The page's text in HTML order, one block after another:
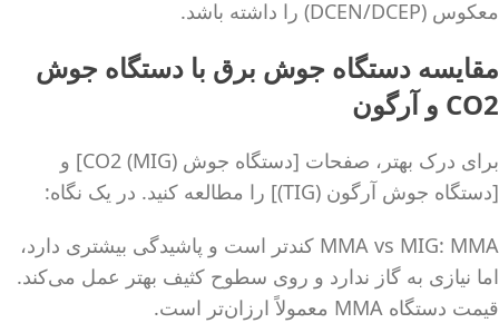
معکوس (DCEN/DCEP) را داشته باشد.
مقایسه دستگاه جوش برق با دستگاه جوش
CO2 و آرگون
برای درک بهتر، صفحات [دستگاه جوش CO2 (MIG)] و
[دستگاه جوش آرگون (TIG)] را مطالعه کنید. در یک نگاه:
MMA vs MIG: MMA کندتر است و پاشیدگی بیشتری دارد،
اما نیازی به گاز ندارد و روی سطوح کثیف بهتر عمل می‌کند.
قیمت دستگاه MMA معمولاً ارزان‌تر است.